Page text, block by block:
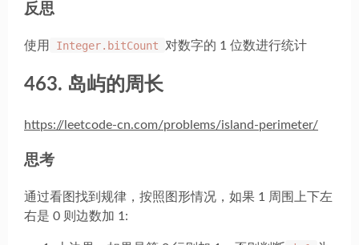
反思
使用 Integer.bitCount 对数字的 1 位数进行统计
463. 岛屿的周长
https://leetcode-cn.com/problems/island-perimeter/
思考
通过看图找到规律，按照图形情况，如果 1 周围上下左
右是 0 则边数加 1: